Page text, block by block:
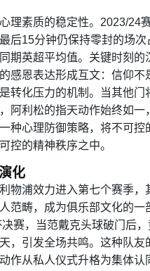
理素质的稳定性。2023/24
后15分钟仍保持零封的场次
期英超平均值。关键时刻的
感恩表达形成互文：信仰不
转化压力的机制。当其他门
阿利松的指天动作始终如一
种心理防御策略，将不可控
控的精神秩序之中。
化
物浦效力进入第七个赛季，
范畴，成为俱乐部文化的一
赛，当范戴克头球破门后
，引发全场共鸣。这种队友
作从私人仪式升格为集体认